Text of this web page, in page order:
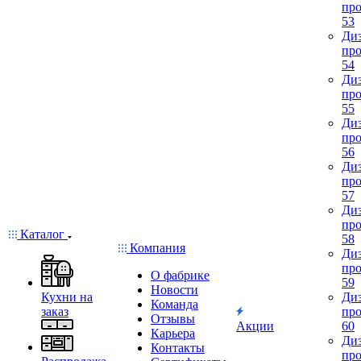
Каталог
Кухни на
заказ
Компания
О фабрике
Новости
Команда
Отзывы
Карьера
Контакты
Акции
53
54
55
56
57
58
59
60